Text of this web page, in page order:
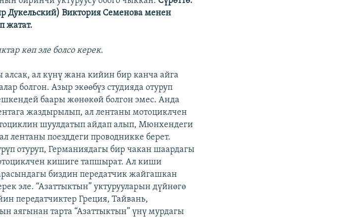
Дукельский) Виктория Семенова менен
жатат.
көп эле болсо керек.
ал күнү жана кийин бир канча айга
болгон. Азыр экөөбүз студияда отуруп
баары жөнөкөй болгон эмес. Анда
жаздырылып, ал лентаны мотоциклчен
шуулдатып айдап алып, Мюнхендеги
лентаны поезддеги проводникке берет.
отуруп, Германиядагы бир чакан шаардагы
кишиге тапшырат. Ал киши
биздин передатчик жайгашкан
эле. “Азаттыктын” уктурууларын дүйнөгө
передатчиктер Греция, Тайвань,
аягынан тарта “Азаттыктын” үнү мурдагы